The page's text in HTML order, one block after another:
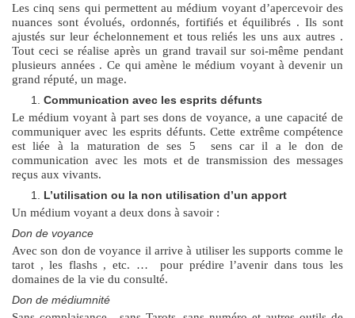
Les cinq sens qui permettent au médium voyant d’apercevoir des
nuances sont évolués, ordonnés, fortifiés et équilibrés . Ils sont
ajustés sur leur échelonnement et tous reliés les uns aux autres .
Tout ceci se réalise après un grand travail sur soi-même pendant
plusieurs années . Ce qui amène le médium voyant à devenir un
grand réputé, un mage.
Communication avec les esprits défunts
Le médium voyant à part ses dons de voyance, a une capacité de
communiquer avec les esprits défunts. Cette extrême compétence
est liée à la maturation de ses 5 sens car il a le don de
communication avec les mots et de transmission des messages
reçus aux vivants.
L’utilisation ou la non utilisation d’un apport
Un médium voyant a deux dons à savoir :
Don de voyance
Avec son don de voyance il arrive à utiliser les supports comme le
tarot , les flashs , etc. … pour prédire l’avenir dans tous les
domaines de la vie du consulté.
Don de médiumnité